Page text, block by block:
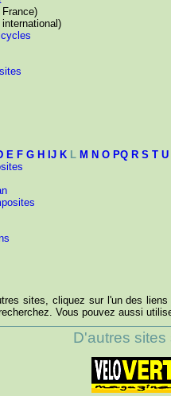
E F G H IJ K L M N O PQ R S T U
sites, cliquez sur l'un des
Vous pouvez aussi
D'autres